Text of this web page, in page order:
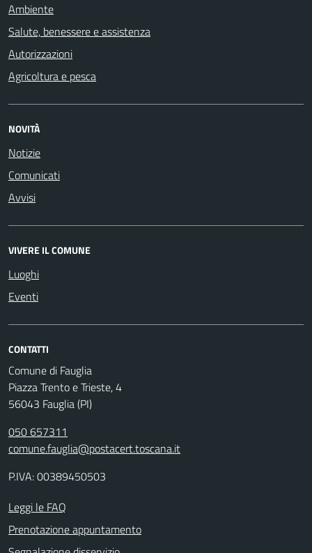
Ambiente
Salute, benessere e assistenza
Autorizzazioni
Agricoltura e pesca
NOVITÀ
Notizie
Comunicati
Avvisi
VIVERE IL COMUNE
Luoghi
Eventi
CONTATTI
Comune di Fauglia
Piazza Trento e Trieste, 4
56043 Fauglia (PI)
050 657311
comune.fauglia@postacert.toscana.it
P.IVA: 00389450503
Leggi le FAQ
Prenotazione appuntamento